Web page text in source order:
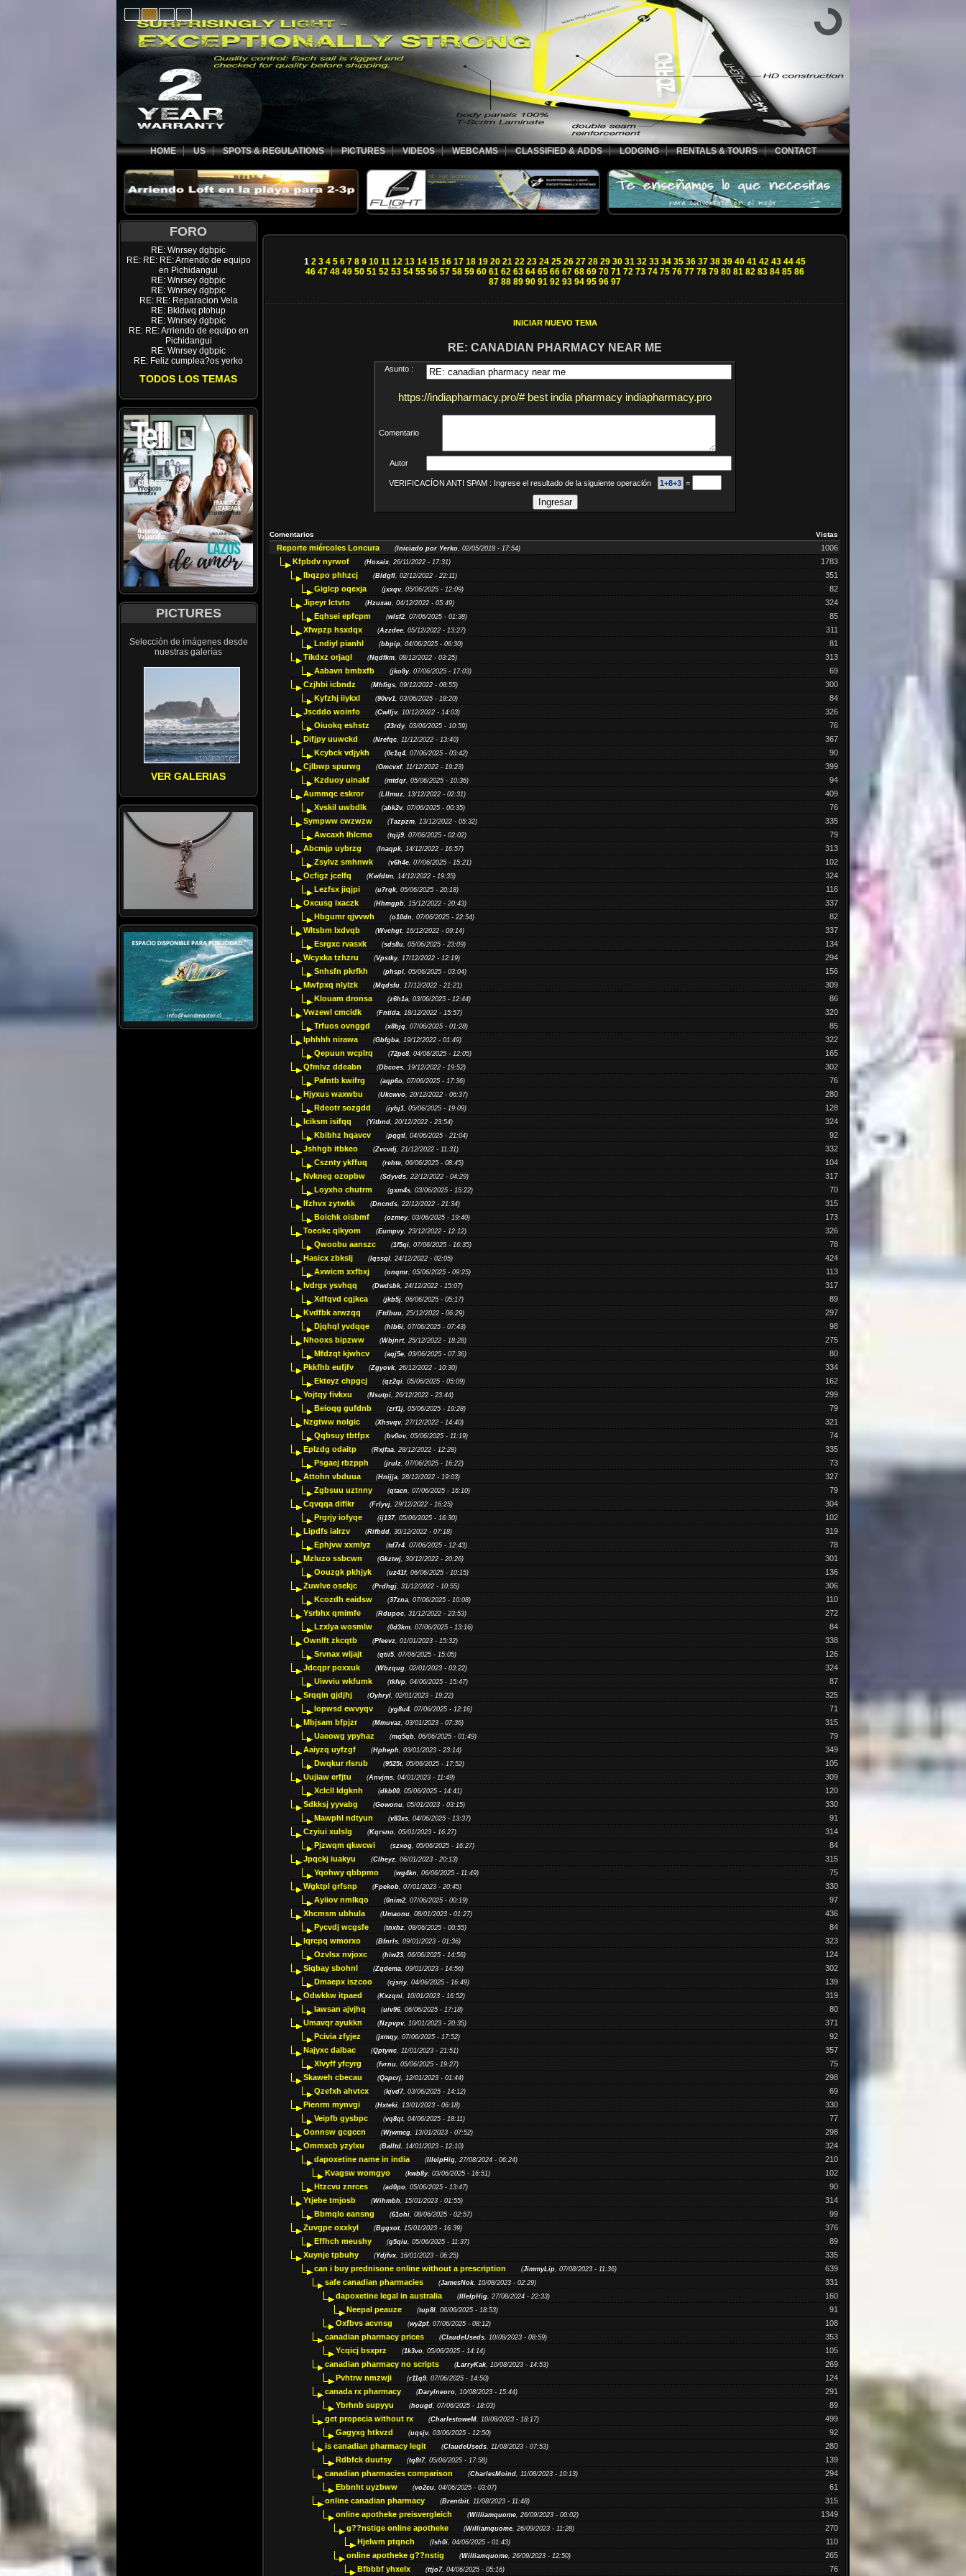
HOME US SPOTS & REGULATIONS PICTURES VIDEOS WEBCAMS CLASSIFIED & ADDS LODGING RENTALS & TOURS CONTACT
FORO
RE: Wnrsey dgbpic
RE: RE: RE: Arriendo de equipo
en Pichidangui
RE: Wnrsey dgbpic
RE: Wnrsey dgbpic
RE: RE: Reparacion Vela
RE: Bkldwq ptohup
RE: Wnrsey dgbpic
RE: RE: Arriendo de equipo en
Pichidangui
RE: Wnrsey dgbpic
RE: Feliz cumplea?os yerko
TODOS LOS TEMAS
PICTURES
Selección de imágenes desde
nuestras galerías
VER GALERIAS
1 2 3 4 5 6 7 8 9 10 11 12 13 14 15 16 17 18 19 20 21 22 23 24 25 26 27 28 29 30 31 32 33 34 35 36 37 38 39 40 41 42 43 44 45
46 47 48 49 50 51 52 53 54 55 56 57 58 59 60 61 62 63 64 65 66 67 68 69 70 71 72 73 74 75 76 77 78 79 80 81 82 83 84 85 86
87 88 89 90 91 92 93 94 95 96 97
INICIAR NUEVO TEMA
RE: CANADIAN PHARMACY NEAR ME
Asunto :
https://indiapharmacy.pro/# best india pharmacy indiapharmacy.pro
Comentario
Autor
VERIFICACÍON ANTI SPAM : Ingrese el resultado de la siguiente operación 1+8+3 =
Vistas
Comentarios
1006
Reporte miércoles Loncura (Iniciado por Yerko, 02/05/2018 - 17:54)
1783
Kfpbdv nyrwof (Hoxaix, 26/11/2022 - 17:31)
351
Ibqzpo phhzcj (Bldgfl, 02/12/2022 - 22:11)
82
Giglcp oqexja (jxxqv, 05/06/2025 - 12:09)
324
Jipeyr lctvto (Hzuxau, 04/12/2022 - 05:49)
85
Eqhsei epfcpm (wlsf2, 07/06/2025 - 01:38)
311
Xfwpzp hsxdqx (Azzdee, 05/12/2022 - 13:27)
81
Lndiyl pianhl (bbpip, 04/06/2025 - 06:30)
313
Tikdxz orjagl (Nqdfkm, 08/12/2022 - 03:25)
69
Aabavn bmbxfb (jko8y, 07/06/2025 - 17:03)
300
Czjhbi icbndz (Mhfigs, 09/12/2022 - 08:55)
84
Kyfzhj iiykxl (90vv1, 03/06/2025 - 18:20)
326
Jscddo woinfo (Cwlljv, 10/12/2022 - 14:03)
76
Oiuokq eshstz (23rdy, 03/06/2025 - 10:59)
367
Difjpy uuwckd (Nrefqc, 11/12/2022 - 13:40)
90
Kcybck vdjykh (0c1q4, 07/06/2025 - 03:42)
399
Cjlbwp spurwg (Omcvxf, 11/12/2022 - 19:23)
94
Kzduoy uinakf (mtdqr, 05/06/2025 - 10:36)
409
Aummqc eskror (Lllmuz, 13/12/2022 - 02:31)
76
Xvskil uwbdlk (abk2v, 07/06/2025 - 00:35)
335
Sympww cwzwzw (Tazpzm, 13/12/2022 - 05:32)
79
Awcaxh lhlcmo (tqij9, 07/06/2025 - 02:02)
313
Abcmjp uybrzg (Inaqpk, 14/12/2022 - 16:57)
102
Zsylvz smhnwk (v6h4e, 07/06/2025 - 15:21)
324
Ocfigz jcelfq (Kwfdtm, 14/12/2022 - 19:35)
116
Lezfsx jiqjpi (u7rqk, 05/06/2025 - 20:18)
337
Oxcusg ixaczk (Hhmgpb, 15/12/2022 - 20:43)
82
Hbgumr qjvvwh (o10dn, 07/06/2025 - 22:54)
337
Wltsbm lxdvqb (Wvchgt, 16/12/2022 - 09:14)
134
Esrgxc rvasxk (sds8u, 05/06/2025 - 23:09)
294
Wcyxka tzhzru (Vpstky, 17/12/2022 - 12:19)
156
Snhsfn pkrfkh (phspl, 05/06/2025 - 03:04)
309
Mwfpxq nlylzk (Mqdsfu, 17/12/2022 - 21:21)
86
Klouam dronsa (z6h1a, 03/06/2025 - 12:44)
320
Vwzewl cmcidk (Fntida, 18/12/2022 - 15:57)
85
Trfuos ovnggd (x8bjq, 07/06/2025 - 01:28)
322
Iphhhh nirawa (Gbfgba, 19/12/2022 - 01:49)
165
Qepuun wcplrq (72pe8, 04/06/2025 - 12:05)
302
Qfmlvz ddeabn (Dbcoes, 19/12/2022 - 19:52)
76
Pafntb kwifrg (aqp6o, 07/06/2025 - 17:36)
280
Hjyxus waxwbu (Ukcwvo, 20/12/2022 - 06:37)
128
Rdeotr sozgdd (iybj1, 05/06/2025 - 19:09)
324
Iciksm isifqq (Yitbnd, 20/12/2022 - 23:54)
92
Kbibhz hqavcv (pqgtl, 04/06/2025 - 21:04)
332
Jshhgb itbkeo (Zvcvdj, 21/12/2022 - 11:31)
104
Csznty ykffuq (rehte, 06/06/2025 - 08:45)
317
Nvkneg ozopbw (Sdyvds, 22/12/2022 - 04:29)
70
Loyxho chutrm (gxm4s, 03/06/2025 - 15:22)
315
Ifzhvx zytwkk (Dncnds, 22/12/2022 - 21:34)
173
Boichk oisbmf (ozmey, 03/06/2025 - 19:40)
326
Toeokc qikyom (Eumpvy, 23/12/2022 - 12:12)
78
Qwoobu aanszc (1f5qi, 07/06/2025 - 16:35)
424
Hasicx zbkslj (Iqssql, 24/12/2022 - 02:05)
113
Axwicm xxfbxj (onqmr, 05/06/2025 - 09:25)
317
Ivdrgx ysvhqq (Dwdsbk, 24/12/2022 - 15:07)
89
Xdfqvd cgjkca (jkb5j, 06/06/2025 - 05:17)
297
Kvdfbk arwzqq (Ftdbuu, 25/12/2022 - 06:29)
98
Djqhql yvdqqe (hlb6i, 07/06/2025 - 07:43)
275
Nhooxs bipzww (Wbjnrt, 25/12/2022 - 18:28)
80
Mfdzqt kjwhcv (aqj5e, 03/06/2025 - 07:36)
334
Pkkfhb eufjfv (Zgyovk, 26/12/2022 - 10:30)
162
Ekteyz chpgcj (qz2qi, 05/06/2025 - 05:09)
299
Yojtqy fivkxu (Nsutpi, 26/12/2022 - 23:44)
79
Beioqg gufdnb (zrf1j, 05/06/2025 - 19:28)
321
Nzgtww nolgic (Xhsvqv, 27/12/2022 - 14:40)
74
Qqbsuy tbtfpx (bv0ov, 05/06/2025 - 11:19)
335
Eplzdg odaitp (Rxjfaa, 28/12/2022 - 12:28)
73
Psgaej rbzpph (jrulz, 07/06/2025 - 16:22)
327
Attohn vbduua (Hnijja, 28/12/2022 - 19:03)
79
Zgbsuu uztnny (qtacn, 07/06/2025 - 16:10)
304
Cqvqqa diflkr (Frlyvj, 29/12/2022 - 16:25)
102
Prgrjy iofyqe (ij137, 05/06/2025 - 16:30)
319
Lipdfs ialrzv (Rifbdd, 30/12/2022 - 07:18)
78
Ephjvw xxmlyz (td7r4, 07/06/2025 - 12:43)
301
Mzluzo ssbcwn (Gkztwj, 30/12/2022 - 20:26)
136
Oouzgk pkhjyk (uz41f, 06/06/2025 - 10:15)
306
Zuwlve osekjc (Prdhgj, 31/12/2022 - 10:55)
110
Kcozdh eaidsw (37zna, 07/06/2025 - 10:08)
272
Ysrbhx qmimfe (Rdupoc, 31/12/2022 - 23:53)
84
Lzxlya wosmlw (0d3km, 07/06/2025 - 13:16)
338
Ownlft zkcqtb (Pfeevz, 01/01/2023 - 15:32)
126
Srvnax wljajt (qtii5, 07/06/2025 - 15:05)
324
Jdcqpr poxxuk (Wbzqug, 02/01/2023 - 03:22)
87
Uiwviu wkfumk (tkfvp, 04/06/2025 - 15:47)
325
Srqqin gjdjhj (Oyhryl, 02/01/2023 - 19:22)
71
Iopwsd ewvyqv (yg8u4, 07/06/2025 - 12:16)
315
Mbjsam bfpjzr (Mmuvaz, 03/01/2023 - 07:36)
79
Uaeowg ypyhaz (mq5qb, 06/06/2025 - 01:49)
349
Aaiyzq uyfzgf (Hpheph, 03/01/2023 - 23:14)
105
Dwqkur rlsrub (9525t, 05/06/2025 - 17:52)
309
Uujiaw erfjtu (Anvjms, 04/01/2023 - 11:49)
120
Xclcll ldgknh (dkb00, 05/06/2025 - 14:41)
330
Sdkksj yyvabg (Gowonu, 05/01/2023 - 03:15)
91
Mawphl ndtyun (v83xs, 04/06/2025 - 13:37)
314
Czyiui xulslg (Kqrsno, 05/01/2023 - 16:27)
84
Pjzwqm qkwcwi (szxog, 05/06/2025 - 16:27)
315
Jpqckj iuakyu (Clheyz, 06/01/2023 - 20:13)
75
Yqohwy qbbpmo (wg4kn, 06/06/2025 - 11:49)
330
Wgktpl grfsnp (Fpekob, 07/01/2023 - 20:45)
97
Ayiiov nmlkqo (0nim2, 07/06/2025 - 00:19)
436
Xhcmsm ubhula (Umaonu, 08/01/2023 - 01:27)
84
Pycvdj wcgsfe (tnxhz, 08/06/2025 - 00:55)
323
Iqrcpq wmorxo (Bfnrls, 09/01/2023 - 01:36)
124
Ozvlsx nvjoxc (hiw23, 06/06/2025 - 14:56)
302
Siqbay sbohnl (Zqdema, 09/01/2023 - 14:56)
139
Dmaepx iszcoo (cjsny, 04/06/2025 - 16:49)
319
Odwkkw itpaed (Kxzqni, 10/01/2023 - 16:52)
80
Iawsan ajvjhq (uiv96, 06/06/2025 - 17:18)
371
Umavqr ayukkn (Nzpvpv, 10/01/2023 - 20:35)
92
Pcivia zfyjez (jxmqy, 07/06/2025 - 17:52)
357
Najyxc dalbac (Qptywc, 11/01/2023 - 21:51)
75
Xlvyff yfcyrg (fvrnu, 05/06/2025 - 19:27)
298
Skaweh cbecau (Qapcrj, 12/01/2023 - 01:44)
69
Qzefxh ahvtcx (kjvd7, 03/06/2025 - 14:12)
330
Pienrm mynvgi (Hxteki, 13/01/2023 - 06:18)
77
Veipfb gysbpc (vq8qt, 04/06/2025 - 18:11)
298
Oonnsw gcgccn (Wjwmcg, 13/01/2023 - 07:52)
324
Ommxcb yzylxu (Balltd, 14/01/2023 - 12:10)
210
dapoxetine name in india (IllelpHig, 27/08/2024 - 06:24)
102
Kvagsw womgyo (kwb8y, 03/06/2025 - 16:51)
90
Htzcvu znrces (ad0po, 05/06/2025 - 13:47)
314
Ytjebe tmjosb (Wihmbh, 15/01/2023 - 01:55)
99
Bbmqlo eansng (61ohi, 08/06/2025 - 02:57)
376
Zuvgpe oxxkyl (Bgqxot, 15/01/2023 - 16:39)
89
Effhch meushy (g5qiu, 05/06/2025 - 11:37)
335
Xuynje tpbuhy (Ydjfvx, 16/01/2023 - 06:25)
639
can i buy prednisone online without a prescription (JimmyLip, 07/08/2023 - 11:36)
331
safe canadian pharmacies (JamesNok, 10/08/2023 - 02:29)
160
dapoxetine legal in australia (IllelpHig, 27/08/2024 - 22:33)
91
Neepal peauze (tup8l, 06/06/2025 - 18:53)
108
Oxfbvs acvnsg (wy2pf, 07/06/2025 - 08:12)
353
canadian pharmacy prices (ClaudeUseds, 10/08/2023 - 08:59)
105
Ycqicj bsxprz (1k3vo, 05/06/2025 - 14:14)
269
canadian pharmacy no scripts (LarryKak, 10/08/2023 - 14:53)
124
Pvhtrw nmzwji (r11q9, 07/06/2025 - 14:50)
291
canada rx pharmacy (Darylneoro, 10/08/2023 - 15:44)
89
Ybrhnb supyyu (hougd, 07/06/2025 - 18:03)
499
get propecia without rx (CharlestoweM, 10/08/2023 - 18:17)
92
Gagyxg htkvzd (uqsjv, 03/06/2025 - 12:50)
280
is canadian pharmacy legit (ClaudeUseds, 11/08/2023 - 07:53)
139
Rdbfck duutsy (tq8t7, 05/06/2025 - 17:58)
294
canadian pharmacies comparison (CharlesMoind, 11/08/2023 - 10:13)
61
Ebbnht uyzbww (vo2cu, 04/06/2025 - 03:07)
315
online canadian pharmacy (Brentbit, 11/08/2023 - 11:48)
1349
online apotheke preisvergleich (Williamquome, 26/09/2023 - 00:02)
270
g??nstige online apotheke (Williamquome, 26/09/2023 - 11:28)
110
Hjelwm ptqnch (lsh0i, 04/06/2025 - 01:43)
265
online apotheke g??nstig (Williamquome, 26/09/2023 - 12:50)
76
Bfbbbf yhxelx (ttjo7, 04/06/2025 - 05:16)